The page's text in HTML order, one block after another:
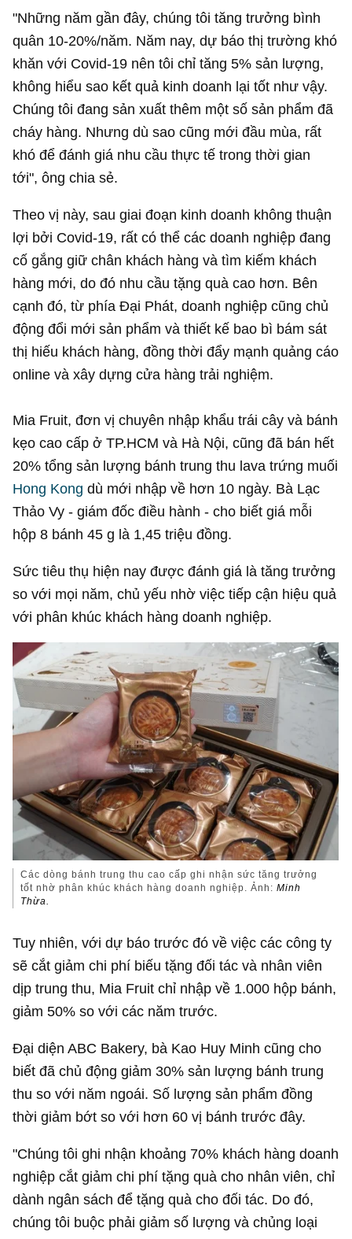
"Những năm gần đây, chúng tôi tăng trưởng bình
quân 10-20%/năm. Năm nay, dự báo thị trường khó
khăn với Covid-19 nên tôi chỉ tăng 5% sản lượng,
không hiểu sao kết quả kinh doanh lại tốt như vậy.
Chúng tôi đang sản xuất thêm một số sản phẩm đã
cháy hàng. Nhưng dù sao cũng mới đầu mùa, rất
khó để đánh giá nhu cầu thực tế trong thời gian
tới", ông chia sẻ.
Theo vị này, sau giai đoạn kinh doanh không thuận
lợi bởi Covid-19, rất có thể các doanh nghiệp đang
cố gắng giữ chân khách hàng và tìm kiếm khách
hàng mới, do đó nhu cầu tặng quà cao hơn. Bên
cạnh đó, từ phía Đại Phát, doanh nghiệp cũng chủ
động đổi mới sản phẩm và thiết kế bao bì bám sát
thị hiếu khách hàng, đồng thời đẩy mạnh quảng cáo
online và xây dựng cửa hàng trải nghiệm.
Mia Fruit, đơn vị chuyên nhập khẩu trái cây và bánh
kẹo cao cấp ở TP.HCM và Hà Nội, cũng đã bán hết
20% tổng sản lượng bánh trung thu lava trứng muối
Hong Kong dù mới nhập về hơn 10 ngày. Bà Lạc
Thảo Vy - giám đốc điều hành - cho biết giá mỗi
hộp 8 bánh 45 g là 1,45 triệu đồng.
Sức tiêu thụ hiện nay được đánh giá là tăng trưởng
so với mọi năm, chủ yếu nhờ việc tiếp cận hiệu quả
với phân khúc khách hàng doanh nghiệp.
Các dòng bánh trung thu cao cấp ghi nhận sức tăng trưởng
tốt nhờ phân khúc khách hàng doanh nghiệp. Ảnh:Minh
Thừa.
Tuy nhiên, với dự báo trước đó về việc các công ty
sẽ cắt giảm chi phí biếu tặng đối tác và nhân viên
dịp trung thu, Mia Fruit chỉ nhập về 1.000 hộp bánh,
giảm 50% so với các năm trước.
Đại diện ABC Bakery, bà Kao Huy Minh cũng cho
biết đã chủ động giảm 30% sản lượng bánh trung
thu so với năm ngoái. Số lượng sản phẩm đồng
thời giảm bớt so với hơn 60 vị bánh trước đây.
"Chúng tôi ghi nhận khoảng 70% khách hàng doanh
nghiệp cắt giảm chi phí tặng quà cho nhân viên, chỉ
dành ngân sách để tặng quà cho đối tác. Do đó,
chúng tôi buộc phải giảm số lượng và chủng loại